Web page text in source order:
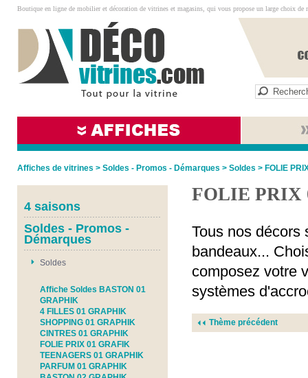
Boutique en ligne de mobilier et décoration de vitrines et magasins, qui vous propose un large choix de
Affiches de vitrines > Soldes - Promos - Démarques > Soldes > FOLIE
4 saisons
Soldes - Promos -
Démarques
Soldes
Affiche Soldes BASTON 01
GRAPHIK
4 FILLES 01 GRAPHIK
SHOPPING 01 GRAPHIK
CINTRES 01 GRAPHIK
FOLIE PRIX 01 GRAFIK
TEENAGERS 01 GRAPHIK
PARFUM 01 GRAPHIK
FOLIE PRIX
Tous nos décors
bandeaux...
composez votre
systèmes
Thème précédent